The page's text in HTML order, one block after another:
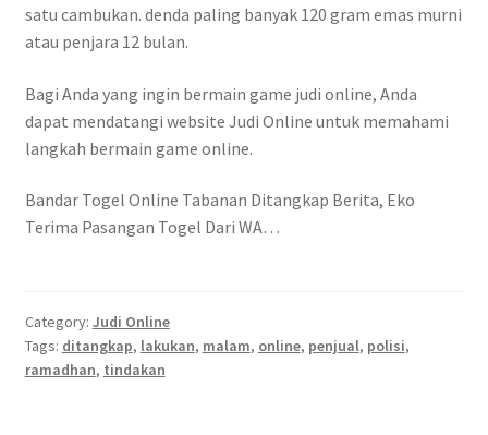
satu cambukan. denda paling banyak 120 gram emas murni
atau penjara 12 bulan.
Bagi Anda yang ingin bermain game judi online, Anda
dapat mendatangi website Judi Online untuk memahami
langkah bermain game online.
Bandar Togel Online Tabanan Ditangkap Berita, Eko
Terima Pasangan Togel Dari WA…
Category: Judi Online
Tags: ditangkap, lakukan, malam, online, penjual, polisi,
ramadhan, tindakan